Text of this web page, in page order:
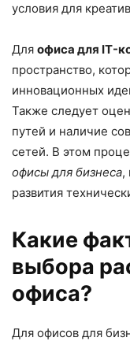
условия для
Для офиса для IT-
пространство,
инновационных
Также следует
путей и наличие
сетей. В этом
офисы для бизнеса,
развития
Какие
выбора
офиса?
Для офисов для